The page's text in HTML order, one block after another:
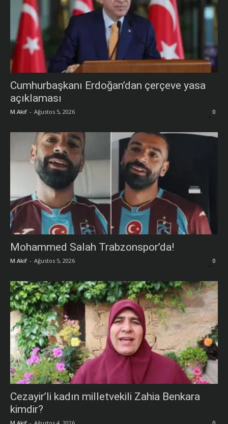
Cumhurbaşkanı Erdoğan’dan çerçeve yasa
açıklaması
M.Akif - Ağustos 5, 2026 0
Mohammed Salah Trabzonspor’da!
M.Akif - Ağustos 5, 2026 0
Cezayir’li kadın milletvekili Zahia Benkara
kimdir?